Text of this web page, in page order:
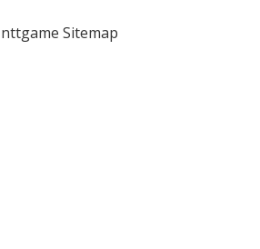
nttgame Sitemap